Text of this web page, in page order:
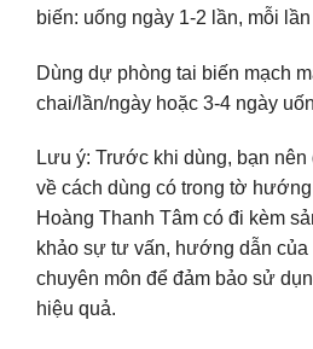
biến: uống ngày 1-2 lần, mỗi
Dùng dự phòng tai biến mạch
chai/lần/ngày hoặc 3-4 ngày
Lưu ý: Trước khi dùng, bạn
về cách dùng có trong tờ
Hoàng Thanh Tâm có đi kèm
khảo sự tư vấn, hướng dẫn
chuyên môn để đảm bảo sử
hiệu quả.